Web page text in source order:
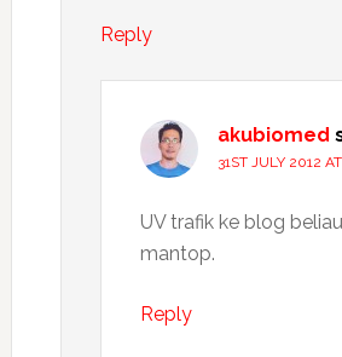
Reply
akubiomed
31ST JULY 2012
UV trafik ke blog
mantop.
Reply